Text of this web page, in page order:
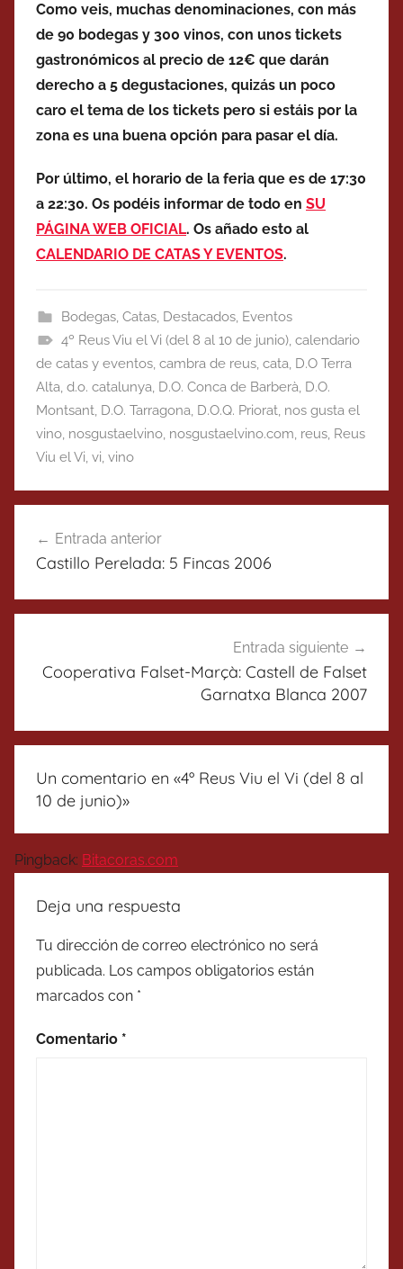
Como veis, muchas denominaciones, con más
de 90 bodegas y 300 vinos, con unos tickets
gastronómicos al precio de 12€ que darán
derecho a 5 degustaciones, quizás un poco
caro el tema de los tickets pero si estáis por la
zona es una buena opción para pasar el día.
Por último, el horario de la feria que es de 17:30
a 22:30. Os podéis informar de todo en SU
PÁGINA WEB OFICIAL. Os añado esto al
CALENDARIO DE CATAS Y EVENTOS.
Bodegas, Catas, Destacados, Eventos
4º Reus Viu el Vi (del 8 al 10 de junio), calendario
de catas y eventos, cambra de reus, cata, D.O Terra
Alta, d.o. catalunya, D.O. Conca de Barberà, D.O.
Montsant, D.O. Tarragona, D.O.Q. Priorat, nos gusta el
vino, nosgustaelvino, nosgustaelvino.com, reus, Reus
Viu el Vi, vi, vino
de
Entrada anterior
Castillo Perelada: 5 Fincas 2006
Entrada siguiente
Cooperativa Falset-Marçà: Castell de Falset
Garnatxa Blanca 2007
Un comentario en «4º Reus Viu el Vi (del 8 al
10 de junio)»
Pingback: Bitacoras.com
Deja una respuesta
Tu dirección de correo electrónico no será
publicada. Los campos obligatorios están
marcados con *
Comentario *